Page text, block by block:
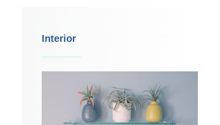
Interior